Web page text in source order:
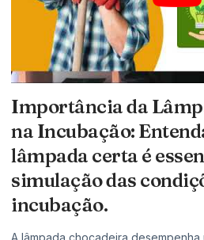
Importância da
na Incubação:
lâmpada certa é
simulação das
incubação.